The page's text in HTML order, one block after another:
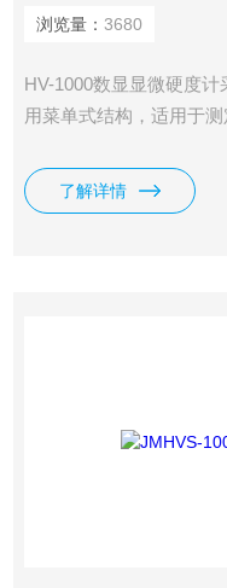
浏览量： 3680
HV-1000数显显微硬度
用菜单式结构，适用于
的努氏硬度。
了解详情